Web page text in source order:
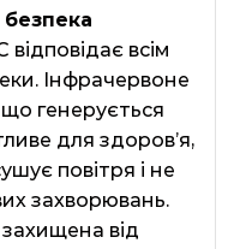
безпека
відповідає всім
Інфрачервоне
генерується
для здоров’я,
повітря і не
захворювань.
від